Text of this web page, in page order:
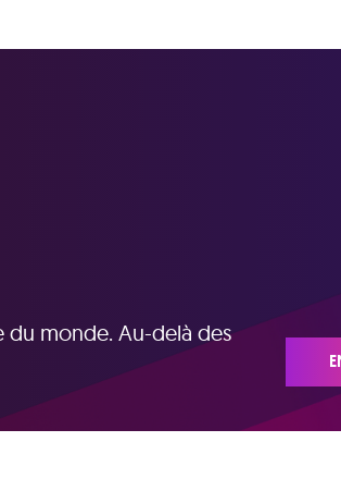
du monde. Au-delà des